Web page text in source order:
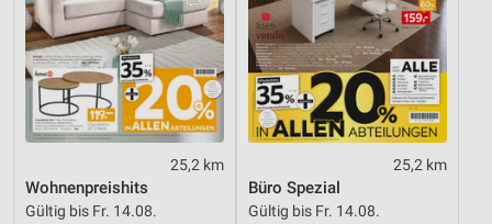
25,2 km
Wohnenpreishits
Gültig bis Fr. 14.08.
25,2 km
Büro Spezial
Gültig bis Fr. 14.08.